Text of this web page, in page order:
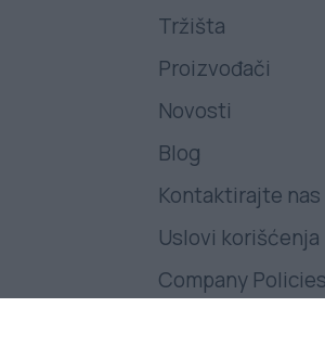
Tržišta
Proizvođači
Novosti
Blog
Kontaktirajte nas
Uslovi korišćenja
Company Policies